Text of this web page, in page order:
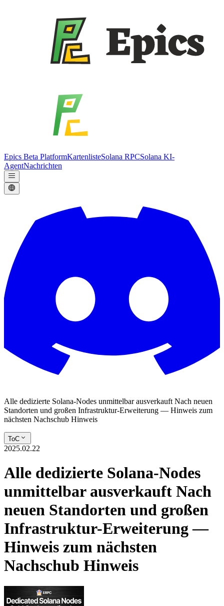
Epics Beta PlatformKartenlisteSolana RPCSolana KI-
AgentNachrichten
Alle dedizierte Solana-Nodes unmittelbar ausverkauft Nach neuen
Standorten und großen Infrastruktur-Erweiterung — Hinweis zum
nächsten Nachschub Hinweis
ToC
2025.02.22
Alle dedizierte Solana-Nodes
unmittelbar ausverkauft Nach
neuen Standorten und großen
Infrastruktur-Erweiterung —
Hinweis zum nächsten
Nachschub Hinweis